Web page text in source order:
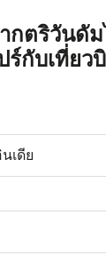
กตริวันดัม
ร์กับเที่ยว